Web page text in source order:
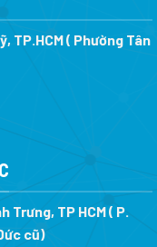
TP.HCM ( Phường Tân
Trưng, TP HCM ( P.
cũ)